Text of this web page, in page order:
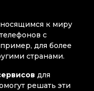
к миру
с
для более
странами.
для
решать эти